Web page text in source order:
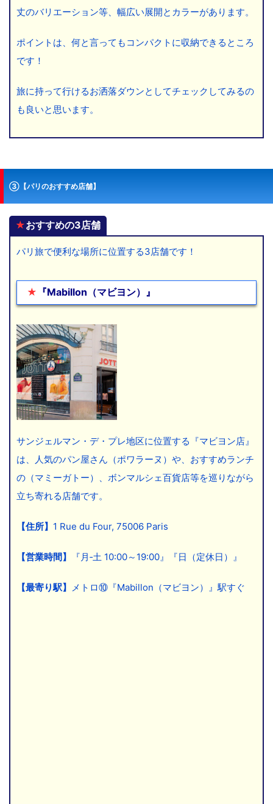
丈のバリエーション等、幅広い展開とカラーがあります。
ポイントは、何と言ってもコンパクトに収納できるところ
です！
旅に持って行けるお洒落ダウンとしてチェックしてみるの
も良いと思います。
③【パリのおすすめ店舗】
★おすすめの3店舗
パリ旅で便利な場所に位置する3店舗です！
★ 『Mabillon（マビヨン）』
サンジェルマン・デ・プレ地区に位置する『マビヨン店』
は、人気のパン屋さん（ポワラーヌ）や、おすすめランチ
の（マミーガトー）、ボンマルシェ百貨店等を巡りながら
立ち寄れる店舗です。
【住所】 1 Rue du Four, 75006 Paris
【営業時間】 『月‐土 10:00～19:00』『日（定休日）』
【最寄り駅】 メトロ⑩『Mabillon（マビヨン）』駅すぐ